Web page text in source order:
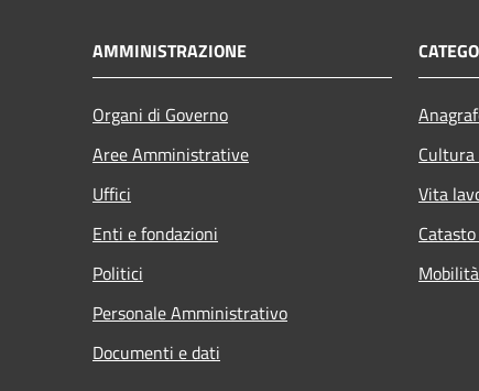
AMMINISTRAZIONE
Organi di Governo
Aree Amministrative
Uffici
Enti e fondazioni
Politici
Personale Amministrativo
Documenti e dati
Vita